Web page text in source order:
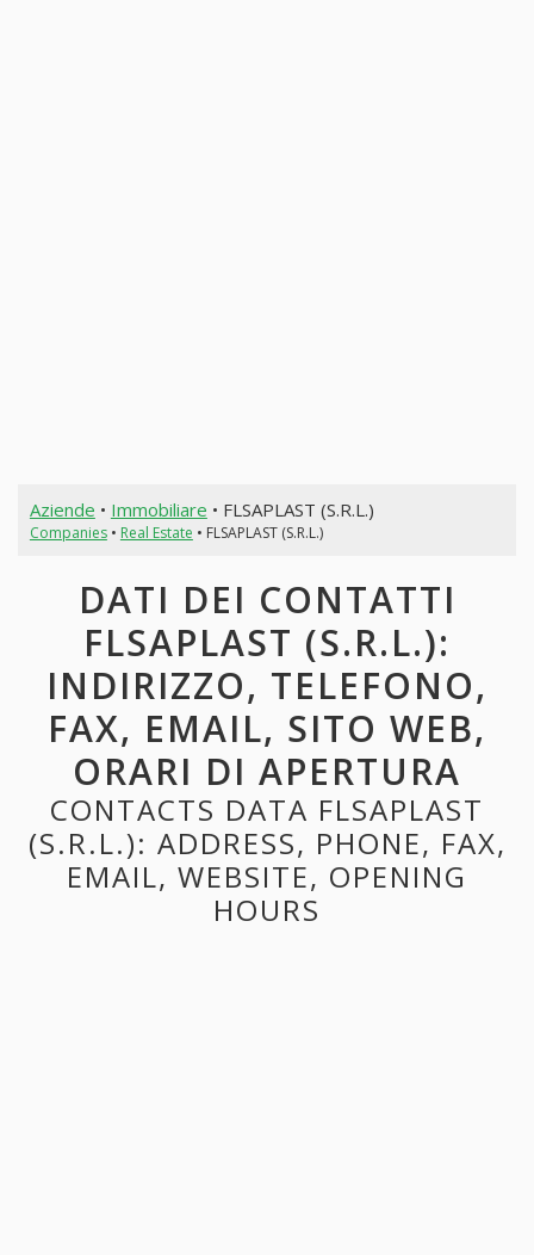
Aziende • Immobiliare • FLSAPLAST (S.R.L.)
Companies• Real Estate • FLSAPLAST (S.R.L.)
DATI DEI CONTATTI
FLSAPLAST (S.R.L.):
INDIRIZZO, TELEFONO,
FAX, EMAIL, SITO WEB,
ORARI DI APERTURA
CONTACTS DATA FLSAPLAST
(S.R.L.): ADDRESS, PHONE, FAX,
EMAIL, WEBSITE, OPENING
HOURS